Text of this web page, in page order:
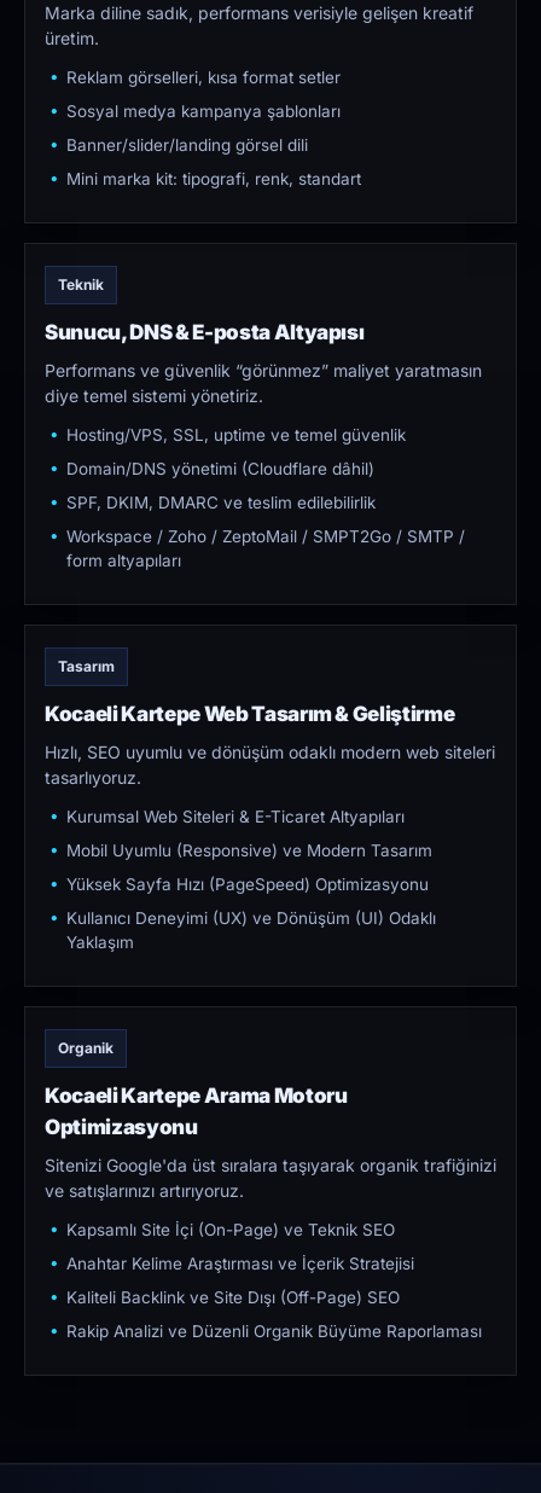
Marka diline sadık, performans verisiyle gelişen kreatif
üretim.
Reklam görselleri, kısa format setler
Sosyal medya kampanya şablonları
Banner/slider/landing görsel dili
Mini marka kit: tipografi, renk, standart
Teknik
Sunucu, DNS & E-posta Altyapısı
Performans ve güvenlik “görünmez” maliyet yaratmasın
diye temel sistemi yönetiriz.
Hosting/VPS, SSL, uptime ve temel güvenlik
Domain/DNS yönetimi (Cloudflare dâhil)
SPF, DKIM, DMARC ve teslim edilebilirlik
Workspace / Zoho / ZeptoMail / SMPT2Go / SMTP /
form altyapıları
Tasarım
Kocaeli Kartepe Web Tasarım & Geliştirme
Hızlı, SEO uyumlu ve dönüşüm odaklı modern web siteleri
tasarlıyoruz.
Kurumsal Web Siteleri & E-Ticaret Altyapıları
Mobil Uyumlu (Responsive) ve Modern Tasarım
Yüksek Sayfa Hızı (PageSpeed) Optimizasyonu
Kullanıcı Deneyimi (UX) ve Dönüşüm (UI) Odaklı
Yaklaşım
Organik
Kocaeli Kartepe Arama Motoru
Optimizasyonu
Sitenizi Google'da üst sıralara taşıyarak organik trafiğinizi
ve satışlarınızı artırıyoruz.
Kapsamlı Site İçi (On-Page) ve Teknik SEO
Anahtar Kelime Araştırması ve İçerik Stratejisi
Kaliteli Backlink ve Site Dışı (Off-Page) SEO
Rakip Analizi ve Düzenli Organik Büyüme Raporlaması